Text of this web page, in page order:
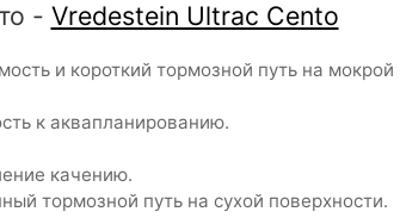
- Vredestein Ultrac Cento
и короткий тормозной путь на мокрой
к аквапланированию.
качению.
тормозной путь на сухой поверхности.